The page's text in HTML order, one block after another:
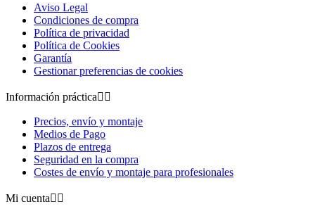
Aviso Legal
Condiciones de compra
Política de privacidad
Política de Cookies
Garantía
Gestionar preferencias de cookies
Información práctica 
Precios, envío y montaje
Medios de Pago
Plazos de entrega
Seguridad en la compra
Costes de envío y montaje para profesionales
Mi cuenta 